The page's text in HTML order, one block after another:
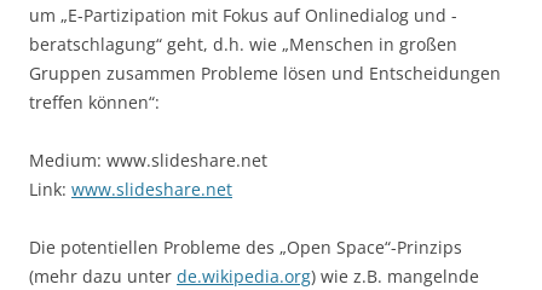
um „E-Partizipation mit Fokus auf Onlinedialog und -
beratschlagung“ geht, d.h. wie „Menschen in großen
Gruppen zusammen Probleme lösen und Entscheidungen
treffen können“:
Medium: www.slideshare.net
Link: www.slideshare.net
Die potentiellen Probleme des „Open Space“-Prinzips
(mehr dazu unter de.wikipedia.org) wie z.B. mangelnde